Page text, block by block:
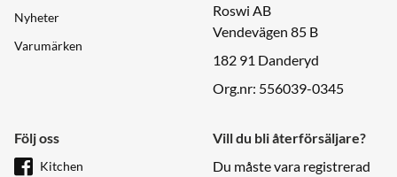
Nyheter
Varumärken
Roswi AB
Vendevägen 85 B
182 91 Danderyd
Org.nr: 556039-0345
Följ oss
Kitchen
Vill du bli återförsäljare?
Du måste vara registrerad